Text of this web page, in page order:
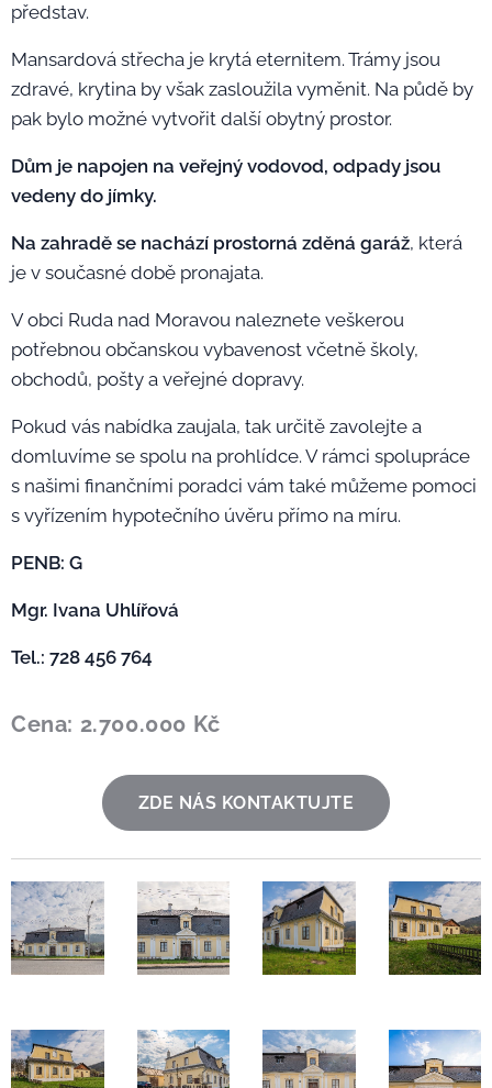
představ.
Mansardová střecha je krytá eternitem. Trámy jsou
zdravé, krytina by však zasloužila vyměnit. Na půdě by
pak bylo možné vytvořit další obytný prostor.
Dům je napojen na veřejný vodovod, odpady jsou
vedeny do jímky.
Na zahradě se nachází prostorná zděná garáž, která
je v současné době pronajata.
V obci Ruda nad Moravou naleznete veškerou
potřebnou občanskou vybavenost včetně školy,
obchodů, pošty a veřejné dopravy.
Pokud vás nabídka zaujala, tak určitě zavolejte a
domluvíme se spolu na prohlídce. V rámci spolupráce
s našimi finančními poradci vám také můžeme pomoci
s vyřízením hypotečního úvěru přímo na míru.
PENB: G
Mgr. Ivana Uhlířová
Tel.: 728 456 764
Cena: 2.700.000 Kč
ZDE NÁS KONTAKTUJTE